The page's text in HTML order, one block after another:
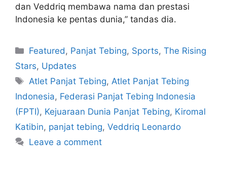
dan Veddriq membawa nama dan prestasi
Indonesia ke pentas dunia,” tandas dia.
Featured , Panjat Tebing, Sports,The Rising
Stars, Updates
Atlet Panjat Tebing, Atlet Panjat Tebing
Indonesia, Federasi Panjat Tebing Indonesia
(FPTI), Kejuaraan Dunia Panjat Tebing, Kiromal
Katibin, panjat tebing, Veddriq Leonardo
Leave a comment